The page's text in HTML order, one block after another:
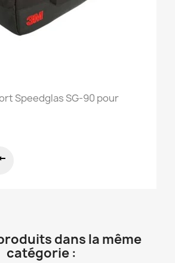
Speedglas SG-90 pour
dans la même
catégorie :